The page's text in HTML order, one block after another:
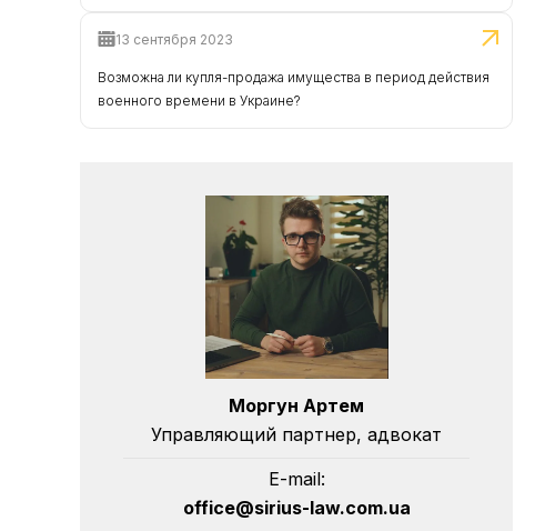
13 сентября 2023
Возможна ли купля-продажа имущества в период действия
военного времени в Украине?
Моргун Артем
Управляющий партнер, адвокат
E-mail:
office@sirius-law.com.ua